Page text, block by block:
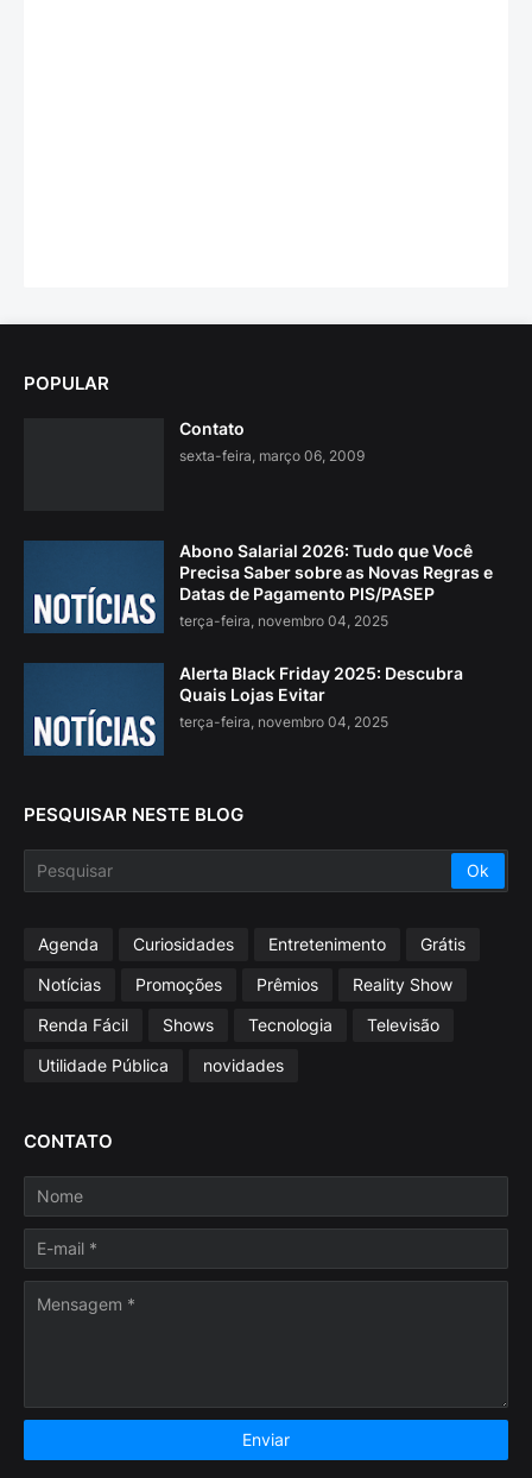
POPULAR
Contato
sexta-feira, março 06, 2009
Abono Salarial 2026: Tudo que Você
Precisa Saber sobre as Novas Regras e
Datas de Pagamento PIS/PASEP
terça-feira, novembro 04, 2025
Alerta Black Friday 2025: Descubra
Quais Lojas Evitar
terça-feira, novembro 04, 2025
PESQUISAR NESTE BLOG
Agenda Curiosidades Entretenimento
Grátis
Notícias
Promoções Prêmios
Reality Show
Renda Fácil
Shows Tecnologia
Televisão
Utilidade Pública
novidades
CONTATO